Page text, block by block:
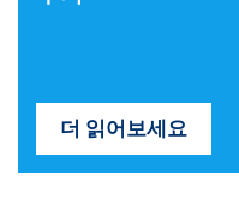
더 읽어보세요